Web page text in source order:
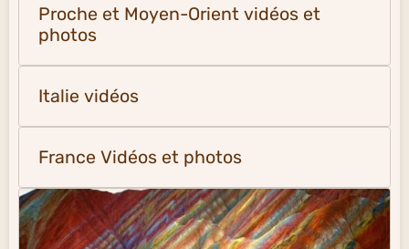
Proche et Moyen-Orient vidéos et
photos
Italie vidéos
France Vidéos et photos